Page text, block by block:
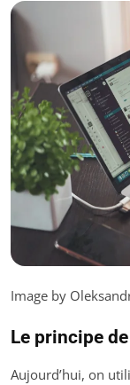
Image by
Le principe
Aujourd’hui, on